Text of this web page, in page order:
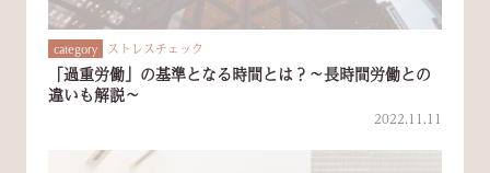
category ストレスチェック
「過重労働」の基準となる時間とは？～長時間労働との
違いも解説～
2022.11.11